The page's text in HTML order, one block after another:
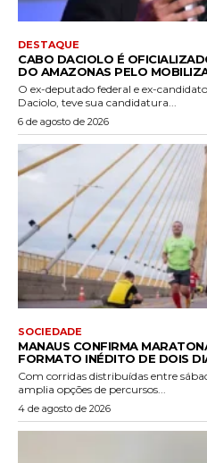
DESTAQUE
CABO DACIOLO É
DO AMAZONAS PELO
O ex-deputado federal e ex-
Daciolo, teve sua candidatura...
6 de agosto de 2026
SOCIEDADE
MANAUS CONFIRMA
FORMATO INÉDITO DE DOIS
Com corridas distribuídas entre
amplia opções de percursos...
4 de agosto de 2026